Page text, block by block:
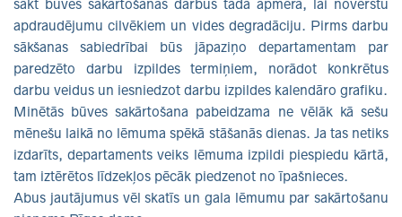
sākt būves sakārtošanas darbus tādā apmērā, lai novērstu
apdraudējumu cilvēkiem un vides degradāciju. Pirms darbu
sākšanas sabiedrībai būs jāpaziņo departamentam par
paredzēto darbu izpildes termiņiem, norādot konkrētus
darbu veidus un iesniedzot darbu izpildes kalendāro grafiku.
Minētās būves sakārtošana pabeidzama ne vēlāk kā sešu
mēnešu laikā no lēmuma spēkā stāšanās dienas. Ja tas netiks
izdarīts, departaments veiks lēmuma izpildi piespiedu kārtā,
tam iztērētos līdzekļos pēcāk piedzenot no īpašnieces.
Abus jautājumus vēl skatīs un gala lēmumu par sakārtošanu